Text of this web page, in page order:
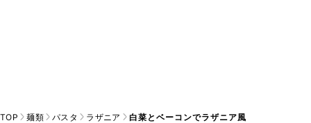
TOP 麺類 パスタ ラザニア 白菜とベーコンでラザニア風